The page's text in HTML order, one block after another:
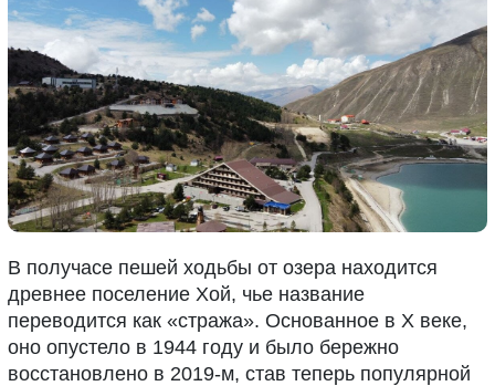
В получасе пешей ходьбы от озера находится
древнее поселение Хой, чье название
переводится как «стража». Основанное в X веке,
оно опустело в 1944 году и было бережно
восстановлено в 2019-м, став теперь популярной